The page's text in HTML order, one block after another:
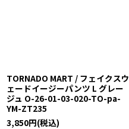
TORNADO MART / フェイクスウ
ェードイージーパンツ L グレー
ジュ O-26-01-03-020-TO-pa-
YM-ZT235
3,850円(税込)